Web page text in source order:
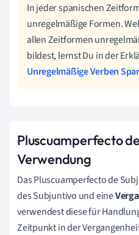
In jeder spanischen
unregelmäßige Formen.
allen Zeitformen
bildest, lernst Du in der
Unregelmäßige Verben
Pluscuamperfecto
Verwendung
Das Pluscuamperfecto de
des Subjuntivo und eine
verwendest diese für
Zeitpunkt in der